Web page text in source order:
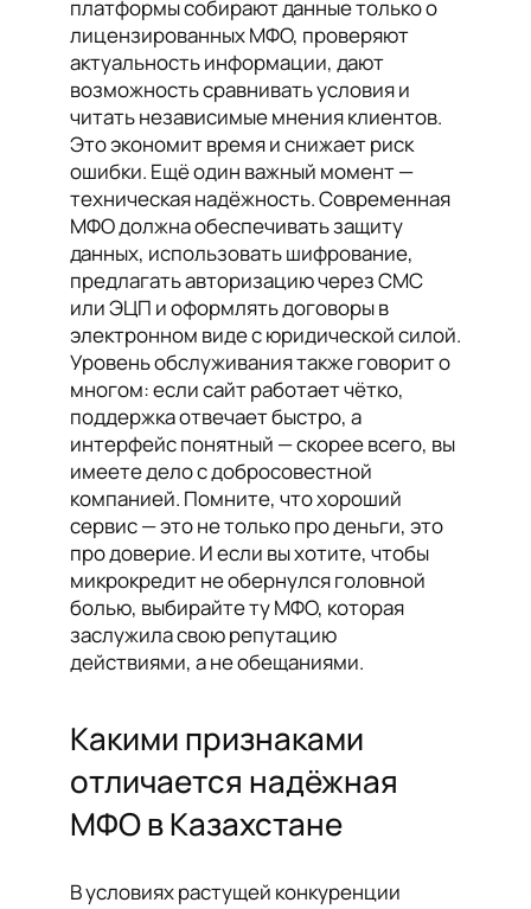
платформы собирают данные только о
лицензированных МФО, проверяют
актуальность информации, дают
возможность сравнивать условия и
читать независимые мнения клиентов.
Это экономит время и снижает риск
ошибки. Ещё один важный момент —
техническая надёжность. Современная
МФО должна обеспечивать защиту
данных, использовать шифрование,
предлагать авторизацию через СМС
или ЭЦП и оформлять договоры в
электронном виде с юридической силой.
Уровень обслуживания также говорит о
многом: если сайт работает чётко,
поддержка отвечает быстро, а
интерфейс понятный — скорее всего, вы
имеете дело с добросовестной
компанией. Помните, что хороший
сервис — это не только про деньги, это
про доверие. И если вы хотите, чтобы
микрокредит не обернулся головной
болью, выбирайте ту МФО, которая
заслужила свою репутацию
действиями, а не обещаниями.
Какими признаками
отличается надёжная
МФО в Казахстане
В условиях растущей конкуренции